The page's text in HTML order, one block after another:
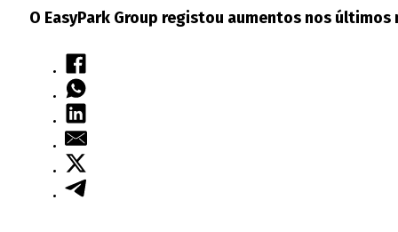
O EasyPark Group registou aumentos nos